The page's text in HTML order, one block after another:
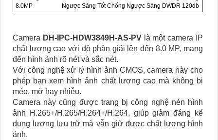
8.0MP
Ngược Sáng Tốt Chống Ngược Sáng DWDR 120db
Camera DH-IPC-HDW3849H-AS-PVlà một camera IP
chất lượng cao với độ phân giải lên đến 8.0 MP, mang
đến hình ảnh rõ nét và sắc nét.
Với công nghệ xử lý hình ảnh CMOS, camera này cho
phép bạn xem hình ảnh chất lượng cao mà không bị
méo, mờ hay nhiễu.
Camera này cũng được trang bị công nghệ nén hình
ảnh H.265+/H.265/H.264+/H.264, giúp giảm đáng kể
dung lượng lưu trữ mà vẫn giữ được chất lượng hình
ảnh.